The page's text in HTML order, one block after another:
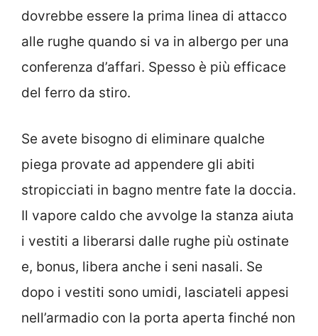
dovrebbe essere la prima linea di attacco
alle rughe quando si va in albergo per una
conferenza d’affari. Spesso è più efficace
del ferro da stiro.
Se avete bisogno di eliminare qualche
piega provate ad appendere gli abiti
stropicciati in bagno mentre fate la doccia.
Il vapore caldo che avvolge la stanza aiuta
i vestiti a liberarsi dalle rughe più ostinate
e, bonus, libera anche i seni nasali. Se
dopo i vestiti sono umidi, lasciateli appesi
nell’armadio con la porta aperta finché non